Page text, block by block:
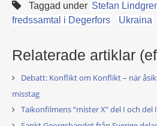
Taggad under Stefan
fredssamtal i Degerfors
Ukraina
Relaterade artiklar
Debatt: Konflikt om Konflikt – när
misstag
Taikonfilmens ”mister X” del I och del